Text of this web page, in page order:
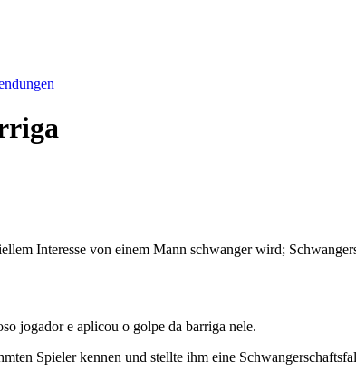
Interesse von einem Mann schwanger wird;
jogador e aplicou o golpe da barriga nele.
Spieler kennen und stellte ihm eine